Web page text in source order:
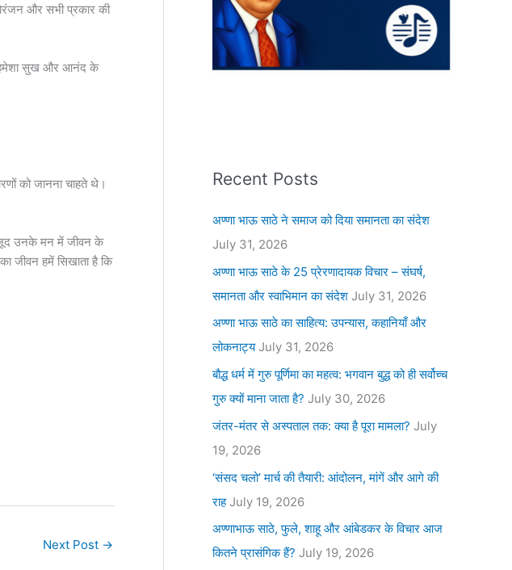
और सभी प्रकार की
हमेशा सुख और आनंद के
को जानना चाहते थे।
उनके मन में जीवन के
जीवन हमें सिखाता है कि
Next Post →
Recent Posts
अण्णा भाऊ साठे ने समाज को दिया समानता का संदेश
July 31, 2026
अण्णा भाऊ साठे के 25 प्रेरणादायक विचार – संघर्ष,
समानता और स्वाभिमान का संदेश July 31, 2026
अण्णा भाऊ साठे का साहित्य: उपन्यास, कहानियाँ और
लोकनाट्य July 31, 2026
बौद्ध धर्म में गुरु पूर्णिमा का महत्व: भगवान बुद्ध को ही सर्वोच्च
गुरु क्यों माना जाता है? July 30, 2026
जंतर-मंतर से अस्पताल तक: क्या है पूरा मामला? July
19, 2026
‘संसद चलो’ मार्च की तैयारी: आंदोलन, मांगें और आगे की
राह July 19, 2026
अण्णाभाऊ साठे, फुले, शाहू और आंबेडकर के विचार आज
कितने प्रासंगिक हैं? July 19, 2026